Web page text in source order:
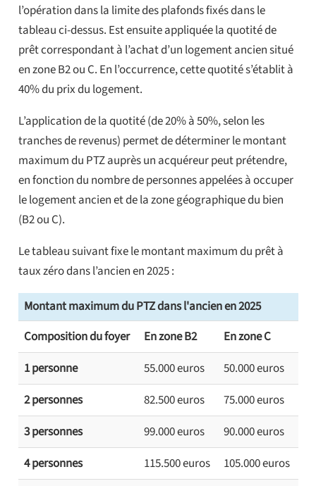
l’opération dans la limite des plafonds fixés dans le
tableau ci-dessus. Est ensuite appliquée la quotité de
prêt correspondant à l’achat d’un logement ancien situé
en zone B2 ou C. En l’occurrence, cette quotité s’établit à
40% du prix du logement.
L’application de la quotité (de 20% à 50%, selon les
tranches de revenus) permet de déterminer le montant
maximum du PTZ auprès un acquéreur peut prétendre,
en fonction du nombre de personnes appelées à occuper
le logement ancien et de la zone géographique du bien
(B2 ou C).
Le tableau suivant fixe le montant maximum du prêt à
taux zéro dans l’ancien en 2025 :
Montant maximum du PTZ dans l'ancien en 2025
Composition du foyer
En zone B2
En zone C
1 personne
55.000 euros
50.000 euros
2 personnes
82.500 euros
75.000 euros
3 personnes
99.000 euros
90.000 euros
4 personnes
115.500 euros 105.000 euros